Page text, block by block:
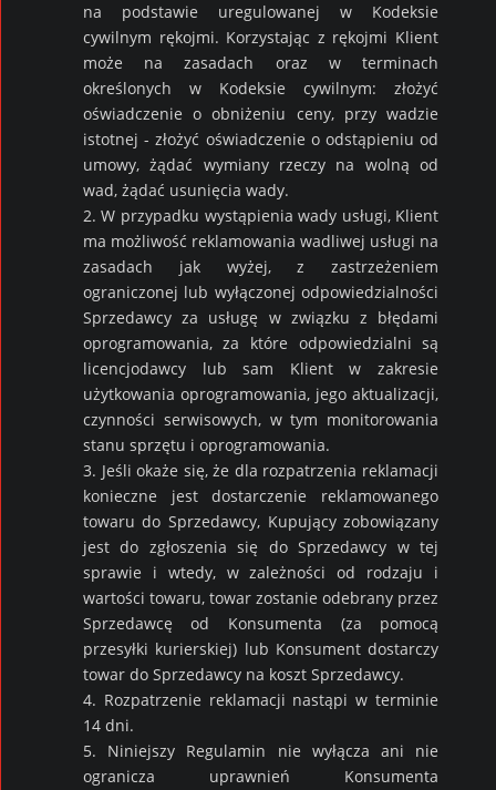
na podstawie uregulowanej w Kodeksie
cywilnym rękojmi. Korzystając z rękojmi Klient
może na zasadach oraz w terminach
określonych w Kodeksie cywilnym: złożyć
oświadczenie o obniżeniu ceny, przy wadzie
istotnej - złożyć oświadczenie o odstąpieniu od
umowy, żądać wymiany rzeczy na wolną od
wad, żądać usunięcia wady.
2. W przypadku wystąpienia wady usługi, Klient
ma możliwość reklamowania wadliwej usługi na
zasadach jak wyżej, z zastrzeżeniem
ograniczonej lub wyłączonej odpowiedzialności
Sprzedawcy za usługę w związku z błędami
oprogramowania, za które odpowiedzialni są
licencjodawcy lub sam Klient w zakresie
użytkowania oprogramowania, jego aktualizacji,
czynności serwisowych, w tym monitorowania
stanu sprzętu i oprogramowania.
3. Jeśli okaże się, że dla rozpatrzenia reklamacji
konieczne jest dostarczenie reklamowanego
towaru do Sprzedawcy, Kupujący zobowiązany
jest do zgłoszenia się do Sprzedawcy w tej
sprawie i wtedy, w zależności od rodzaju i
wartości towaru, towar zostanie odebrany przez
Sprzedawcę od Konsumenta (za pomocą
przesyłki kurierskiej) lub Konsument dostarczy
towar do Sprzedawcy na koszt Sprzedawcy.
4. Rozpatrzenie reklamacji nastąpi w terminie
14 dni.
5. Niniejszy Regulamin nie wyłącza ani nie
ogranicza uprawnień Konsumenta